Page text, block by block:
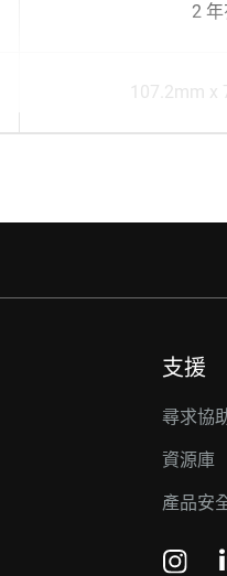
2
107.2mm x
支援
尋求協
資源庫
產品安